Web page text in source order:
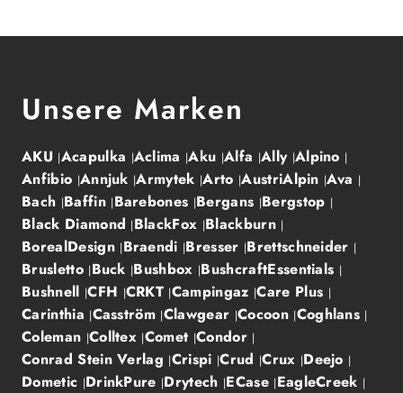
Unsere Marken
AKU Acapulka Aclima Aku Alfa Ally Alpino
Anfibio Annjuk Armytek Arto AustriAlpin Ava
Bach Baffin Barebones Bergans Bergstop
Black Diamond BlackFox Blackburn
BorealDesign Braendi Bresser Brettschneider
Brusletto Buck Bushbox BushcraftEssentials
Bushnell CFH CRKT Campingaz Care Plus
Carinthia Casström Clawgear Cocoon Coghlans
Coleman Colltex Comet Condor
Conrad Stein Verlag Crispi Crud Crux Deejo
Dometic DrinkPure Drytech ECase EagleCreek